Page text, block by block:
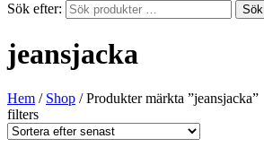
Sök efter: Sök
jeansjacka
Hem / Shop / Produkter märkta ”jeansjacka”
filters